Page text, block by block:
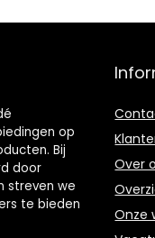
op
Bij
door
streven we
te bieden
Over
Onze